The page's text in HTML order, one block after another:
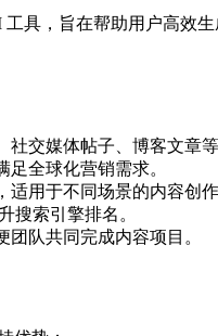
工具，旨在帮助用户高效
社交媒体帖子、博客文章等
全球化营销需求。
适用于不同场景的内容创作
搜索引擎排名。
队共同完成内容项目。